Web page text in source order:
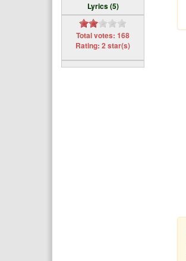
Lyrics (5)
Total votes: 168
Rating: 2 star(s)